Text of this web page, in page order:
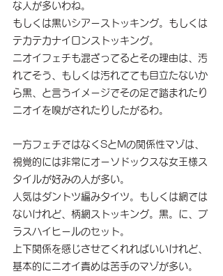
な人が多いわね。
もしくは黒いシアーストッキング。もしくは
テカテカナイロンストッキング。
ニオイフェチも混ざってるとその理由は、汚
れてそう、もしくは汚れてても目立たないか
ら黒、と言うイメージでその足で踏まれたり
ニオイを嗅がされたりしたがるわ。
一方フェチではなくSとMの関係性マゾは、
視覚的には非常にオーソドックスな女王様ス
タイルが好みの人が多い。
人気はダントツ編みタイツ。もしくは網では
ないけれど、柄網ストッキング。黒。に、プ
ラスハイヒールのセット。
上下関係を感じさせてくれればいいけれど、
基本的にニオイ責めは苦手のマゾが多い。